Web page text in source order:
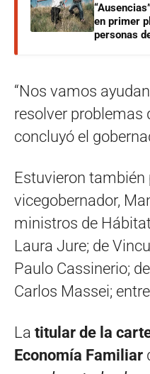
en primer
personas
“Nos vamos
resolver problemas
concluyó el
Estuvieron también
vicegobernador,
ministros de
Laura Jure; de
Paulo Cassinerio;
Carlos Massei;
La titular de la
Economía Familiar